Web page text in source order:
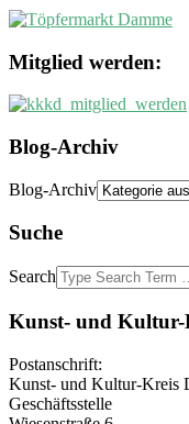
Mitglied werden:
Blog-Archiv
Blog-Archiv
Suche
Search
Kunst- und Kultur-
Postanschrift:
Kunst- und Kultur-Kreis
Geschäftsstelle